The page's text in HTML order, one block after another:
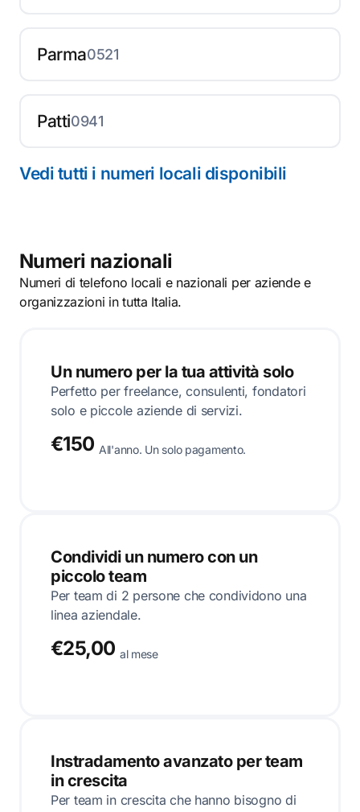
Parma0521
Patti0941
Vedi tutti i numeri locali disponibili
Numeri nazionali
Numeri di telefono locali e nazionali per aziende e
organizzazioni in tutta Italia.
Un numero per la tua attività solo
Perfetto per freelance, consulenti, fondatori
solo e piccole aziende di servizi.
€150 All'anno. Un solo pagamento.
Condividi un numero con un
piccolo team
Per team di 2 persone che condividono una
linea aziendale.
€25,00 al mese
Instradamento avanzato per team
in crescita
Per team in crescita che hanno bisogno di